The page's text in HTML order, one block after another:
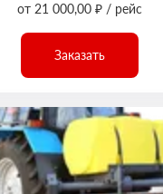
от 21 000,00 ₽ / рейс
Заказать